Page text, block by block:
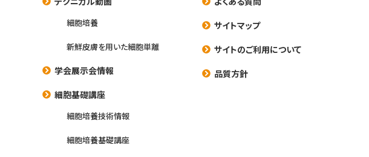
細胞培養
新鮮皮膚を用いた細胞単離
学会展示会情報
細胞基礎講座
細胞培養技術情報
細胞培養基礎講座
サイトマップ
サイトのご利用について
品質方針